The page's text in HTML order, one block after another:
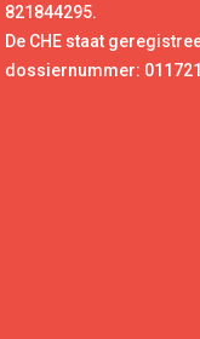
821844295.
De CHE staat
dossiernummer: